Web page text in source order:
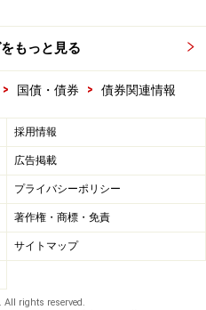
もっと見る
> 国債・債券 > 債券関連情報
採用情報
広告掲載
プライバシーポリシー
著作権・商標・免責
サイトマップ
rights reserved.